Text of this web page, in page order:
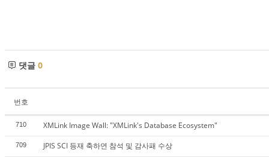
댓글 0
번호
710 XMLink Image Wall: "XMLink's Database Ecosystem"
709 JPIS SCI 등재 축하연 참석 및 감사패 수상